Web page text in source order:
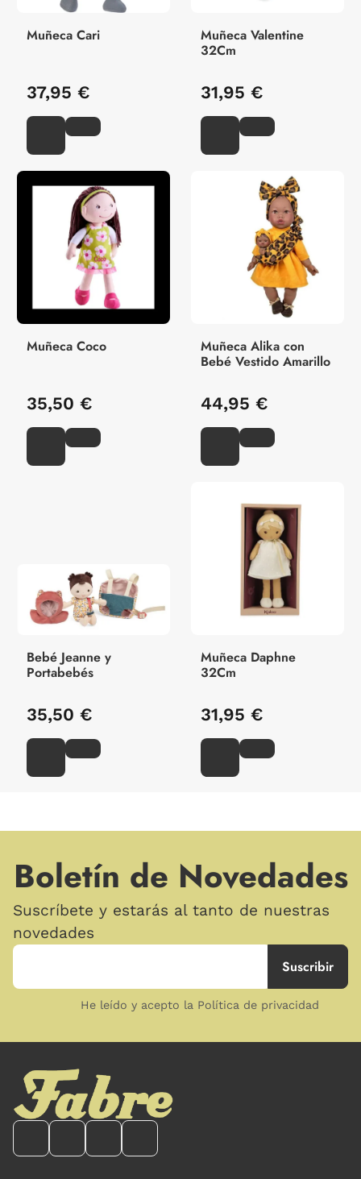
Muñeca Cari
37,95 €
Muñeca Valentine
32Cm
31,95 €
Muñeca Coco
35,50 €
Muñeca Alika con
Bebé Vestido Amarillo
44,95 €
Bebé Jeanne y
Portabebés
35,50 €
Muñeca Daphne
32Cm
31,95 €
Boletín de Novedades
Suscríbete y estarás al tanto de nuestras
novedades
He leído y acepto la Política de privacidad